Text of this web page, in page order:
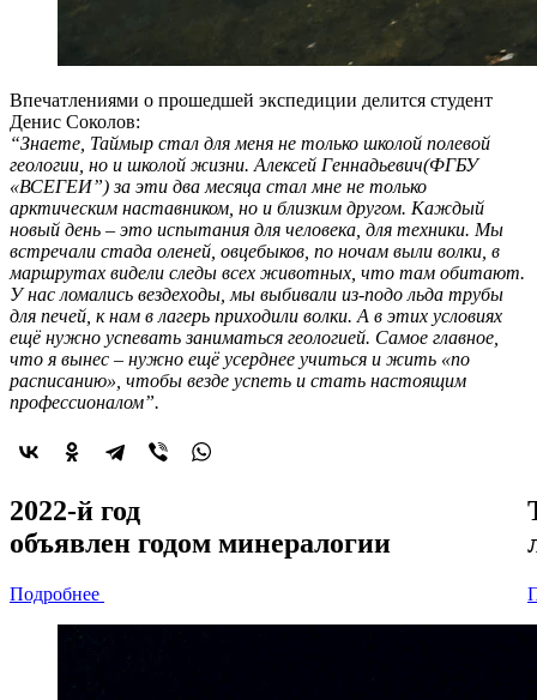
Впечатлениями о прошедшей экспедиции делится студент
Денис Соколов:
“Знаете, Таймыр стал для меня не только школой полевой
геологии, но и школой жизни. Алексей Геннадьевич(ФГБУ
«ВСЕГЕИ”) за эти два месяца стал мне не только
арктическим наставником, но и близким другом. Каждый
новый день – это испытания для человека, для техники. Мы
встречали стада оленей, овцебыков, по ночам выли волки, в
маршрутах видели следы всех животных, что там обитают.
У нас ломались вездеходы, мы выбивали из-подо льда трубы
для печей, к нам в лагерь приходили волки. А в этих условиях
ещё нужно успевать заниматься геологией. Самое главное,
что я вынес – нужно ещё усерднее учиться и жить «по
расписанию», чтобы везде успеть и стать настоящим
профессионалом”.
2022-й год
объявлен годом минералогии
Подробнее